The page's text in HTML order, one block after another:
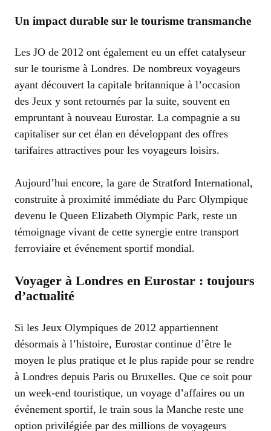
Un impact durable sur le tourisme transmanche
Les JO de 2012 ont également eu un effet catalyseur
sur le tourisme à Londres. De nombreux voyageurs
ayant découvert la capitale britannique à l’occasion
des Jeux y sont retournés par la suite, souvent en
empruntant à nouveau Eurostar. La compagnie a su
capitaliser sur cet élan en développant des offres
tarifaires attractives pour les voyageurs loisirs.
Aujourd’hui encore, la gare de Stratford International,
construite à proximité immédiate du Parc Olympique
devenu le Queen Elizabeth Olympic Park, reste un
témoignage vivant de cette synergie entre transport
ferroviaire et événement sportif mondial.
Voyager à Londres en Eurostar : toujours
d’actualité
Si les Jeux Olympiques de 2012 appartiennent
désormais à l’histoire, Eurostar continue d’être le
moyen le plus pratique et le plus rapide pour se rendre
à Londres depuis Paris ou Bruxelles. Que ce soit pour
un week-end touristique, un voyage d’affaires ou un
événement sportif, le train sous la Manche reste une
option privilégiée par des millions de voyageurs